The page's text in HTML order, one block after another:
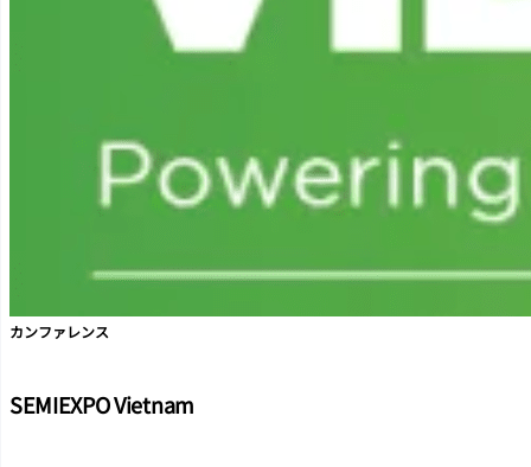
カンファレンス
SEMIEXPO Vietnam